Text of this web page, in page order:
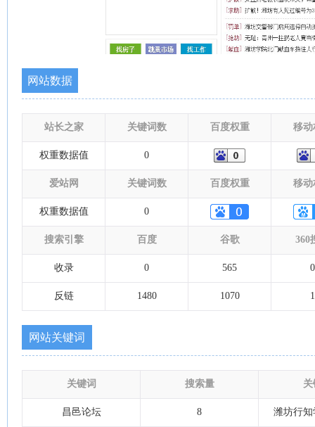
网站数据
站长之家 关键词数 百度权重 移动
权重数据值 0
爱站网 关键词数 百度权重 移动
权重数据值 0
搜索引擎 百度 谷歌 360
收录 0 565 0
反链 1480 1070 1
网站关键词
关键词 搜索量 关
昌邑论坛 8 潍坊行